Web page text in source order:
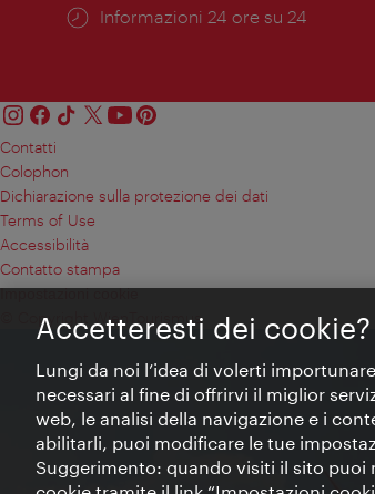
Öffnungszeiten:
Informazioni 24 ore su 24
Contatti
Colophon
Dichiarazione sulla protezione dei dati
Terms of Use
Accessibilità
Contatto stampa
Impostazioni cookie
© Copyright WienTourismus
Accetteresti dei cookie?
Lungi da noi l’idea di volerti
necessari al fine di offrirvi il miglior
web, le analisi della navigazione e i
abilitarli, puoi modificare le tue
Suggerimento: quando visiti il sito